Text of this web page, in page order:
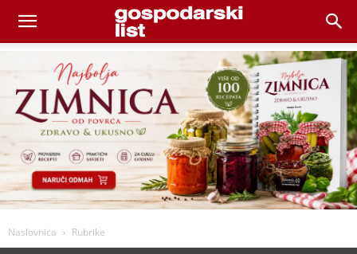
Naslovnica Rubrike